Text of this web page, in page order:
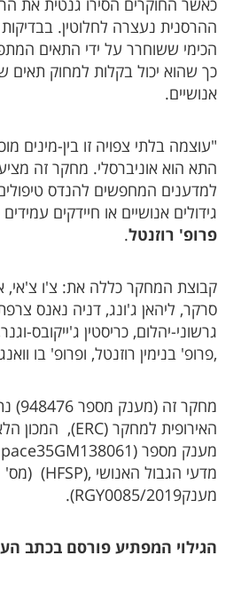
כאשר החוקרים הסירו גנטית את
ההרסנית נעצרה לחלוטין.
הכימי ששוחרר על ידי התאים
כך שהוא יכול בקלות למחוק תאים
אנושיים.
"עוצמה בלתי צפויה זו בין-מינים
התא הוא אוניברסלי. מחקר זה
למדענים המחפשים להנדס
גידולים אנושיים או חיידקים
פרופ' רוזנטל.
קבוצת המחקר כללה את: צ'ו צ'אי,
סרקר, ליהאן ג'ונג, דניה נאנס
גרשוני-יהלום, כריסטין ג'ייקובס-
,פרופ' בנימין רוזנטל, ופרופ' בו
מחקר
מדעי הגבול האנושי ,(HFSP) (מס'
מענקRGY0085/2019).
הגילוי המפתיע פורסם בכתב